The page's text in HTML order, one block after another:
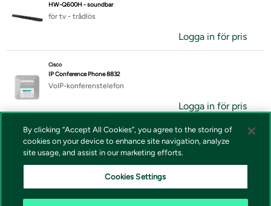
HW-Q600H - soundbar
för tv - trådlös
Logga in för pris
Cisco
IP Conference Phone 8832
VoIP-konferenstelefon
Logga in för pris
Lenovo
ThinkSmart View Plus
paket för videokonferens
By clicking “Accept All Cookies”, you agree to the storing of
cookies on your device to enhance site navigation, analyze
site usage, and assist in our marketing efforts.
Cookies Settings